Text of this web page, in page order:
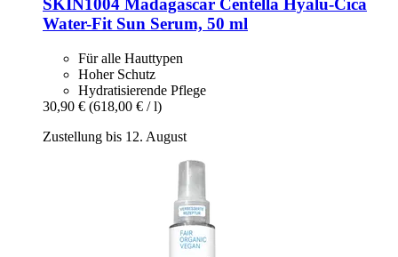
SKIN1004 Madagascar Centella Hyalu-​Cica
Water-​Fit Sun Serum, 50 ml
Für alle Hauttypen
Hoher Schutz
Hydratisierende Pflege
30,90 € (618,00 € / l)
Zustellung bis 12. August